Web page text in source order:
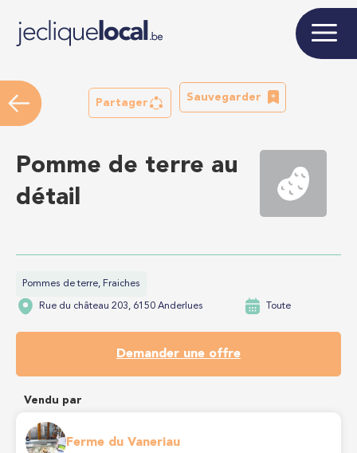
Partager
Sauvegarder
Pomme de terre au
détail
Pommes de terre, Fraiches
Rue du château 203, 6150 Anderlues Toute
Demander une offre
Vendu par
Ferme du Vaneriau